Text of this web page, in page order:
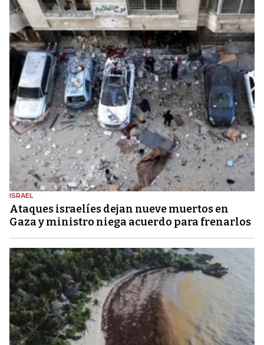
ISRAEL
Ataques israelíes dejan nueve muertos en
Gaza y ministro niega acuerdo para frenarlos